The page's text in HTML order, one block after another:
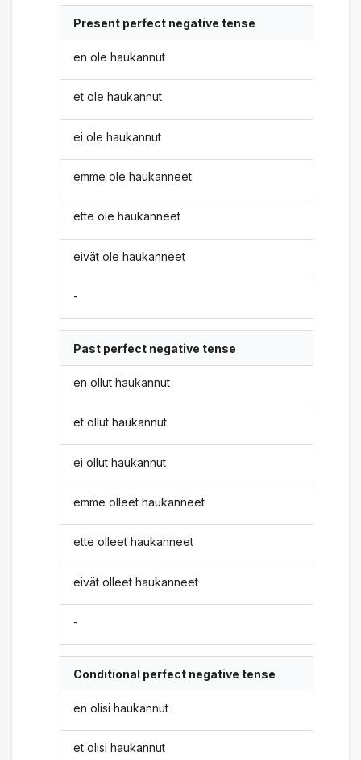
Present perfect negative tense
en ole haukannut
et ole haukannut
ei ole haukannut
emme ole haukanneet
ette ole haukanneet
eivät ole haukanneet
-
Past perfect negative tense
en ollut haukannut
et ollut haukannut
ei ollut haukannut
emme olleet haukanneet
ette olleet haukanneet
eivät olleet haukanneet
-
Conditional perfect negative tense
en olisi haukannut
et olisi haukannut